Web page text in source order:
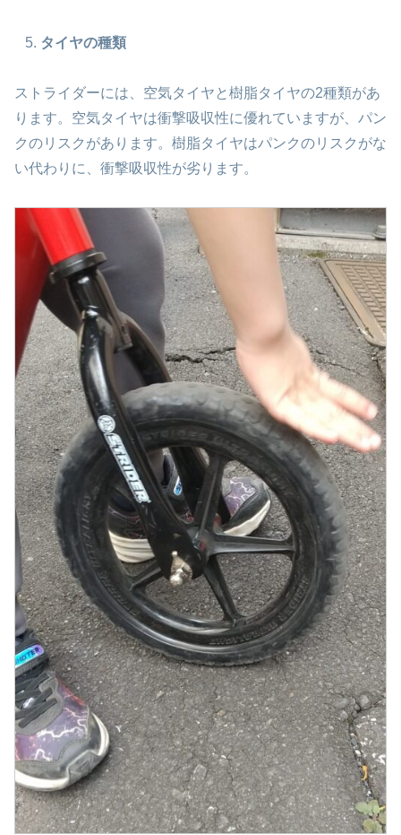
タイヤの種類
ストライダーには、空気タイヤと樹脂タイヤの2種類があ
ります。空気タイヤは衝撃吸収性に優れていますが、パン
クのリスクがあります。樹脂タイヤはパンクのリスクがな
い代わりに、衝撃吸収性が劣ります。